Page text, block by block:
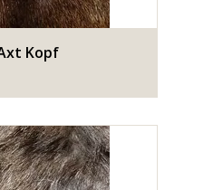
Kopf